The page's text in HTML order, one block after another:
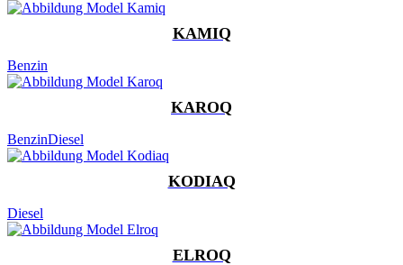
KAMIQ
Benzin
KAROQ
BenzinDiesel
KODIAQ
Diesel
ELROQ